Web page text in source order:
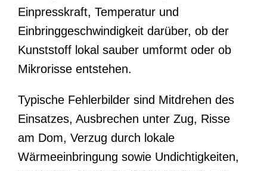
Einpresskraft, Temperatur und
Einbringgeschwindigkeit darüber, ob der
Kunststoff lokal sauber umformt oder ob
Mikrorisse entstehen.
Typische Fehlerbilder sind Mitdrehen des
Einsatzes, Ausbrechen unter Zug, Risse
am Dom, Verzug durch lokale
Wärmeeinbringung sowie Undichtigkeiten,